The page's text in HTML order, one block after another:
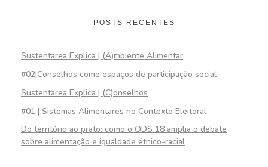
POSTS RECENTES
Sustentarea Explica | (A)mbiente Alimentar
#02|Conselhos como espaços de participação social
Sustentarea Explica | (C)onselhos
#01 | Sistemas Alimentares no Contexto Eleitoral
Do território ao prato: como o ODS 18 amplia o debate
sobre alimentação e igualdade étnico-racial